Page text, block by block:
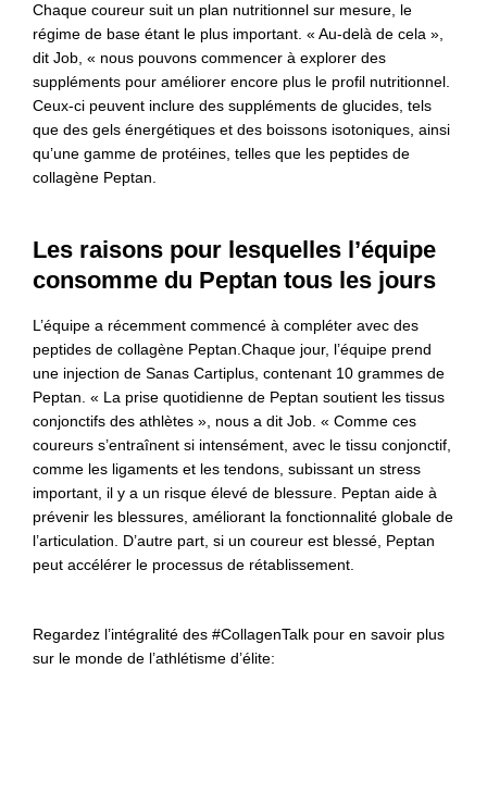
Chaque coureur suit un plan nutritionnel sur mesure, le
régime de base étant le plus important. « Au-delà de cela »,
dit Job, « nous pouvons commencer à explorer des
suppléments pour améliorer encore plus le profil nutritionnel.
Ceux-ci peuvent inclure des suppléments de glucides, tels
que des gels énergétiques et des boissons isotoniques, ainsi
qu’une gamme de protéines, telles que les peptides de
collagène Peptan.
Les raisons pour lesquelles l’équipe
consomme du Peptan tous les jours
L’équipe a récemment commencé à compléter avec des
peptides de collagène Peptan.Chaque jour, l’équipe prend
une injection de Sanas Cartiplus, contenant 10 grammes de
Peptan. « La prise quotidienne de Peptan soutient les tissus
conjonctifs des athlètes », nous a dit Job. « Comme ces
coureurs s’entraînent si intensément, avec le tissu conjonctif,
comme les ligaments et les tendons, subissant un stress
important, il y a un risque élevé de blessure. Peptan aide à
prévenir les blessures, améliorant la fonctionnalité globale de
l’articulation. D’autre part, si un coureur est blessé, Peptan
peut accélérer le processus de rétablissement.
Regardez l’intégralité des #CollagenTalk pour en savoir plus
sur le monde de l’athlétisme d’élite: